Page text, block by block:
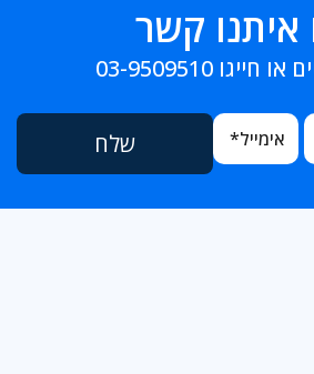
איתנו קשר
או חייגו 03-9509510